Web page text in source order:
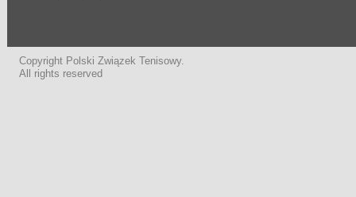
Copyright Polski Związek Tenisowy.
All rights reserved